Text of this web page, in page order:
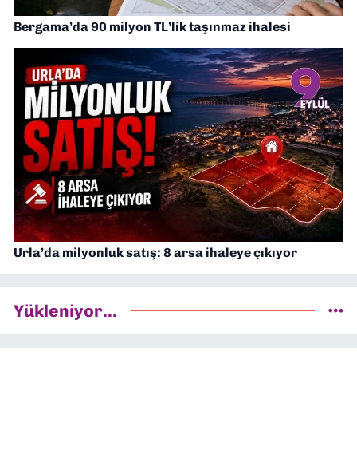
Bergama’da 90 milyon TL’lik taşınmaz ihalesi
Urla’da milyonluk satış: 8 arsa ihaleye çıkıyor
Yükleniyor...